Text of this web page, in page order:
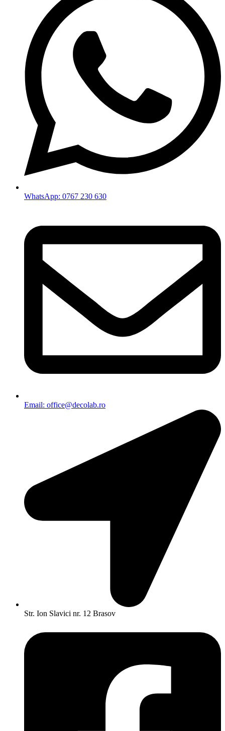
WhatsApp: 0767 230 630
Email: office@decolab.ro
Str. Ion Slavici nr. 12 Brasov